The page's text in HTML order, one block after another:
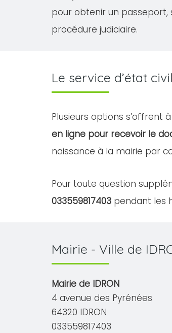
pour obtenir un passeport,
procédure judiciaire.
Le service d’état
Plusieurs options s’offrent
en ligne pour recevoir le
naissance à la mairie par
Pour toute question
033559817403 pendant les
Mairie - Ville de
Mairie de IDRON
4 avenue des Pyrénées
64320 IDRON
033559817403